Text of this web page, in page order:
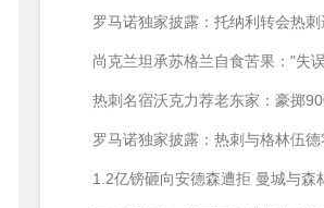
罗马诺独家披露：托纳利转会热刺进入实质阶段
尚克兰坦承苏格兰自食苦果："失误葬送机会
热刺名宿沃克力荐老东家：豪掷9000万镑抢购
罗马诺独家披露：热刺与格林伍德零接触
1.2亿镑砸向安德森遭拒 曼城与森林